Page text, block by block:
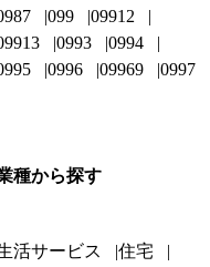
099
09912
0993
0994
0996 09969 0997
種から探す
活サービス 住宅